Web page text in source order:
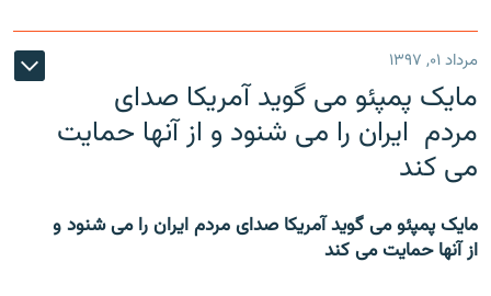
مرداد ۰۱, ۱۳۹۷
مایک پمپئو می گوید آمریکا صدای
مردم ایران را می شنود و از آنها حمایت
می کند
مایک پمپئو می گوید آمریکا صدای مردم ایران را می شنود و
از آنها حمایت می کند